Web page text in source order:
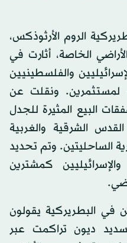
الروم الأرثوذكس،
الخاصة، أثارت في
والفلسطينيين
لمستثمرين. ونقلت عن
البيع المثيرة للجدل
الشرقية والغربية
الساحليتين. وتم تحديد
كمشترين
في البطريركية يقولون
ديون تراكمت عبر